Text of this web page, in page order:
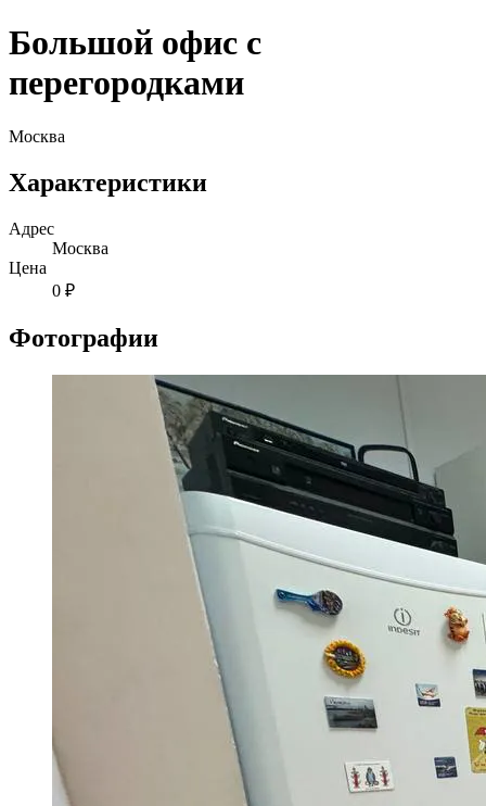
Большой офис с
перегородками
Москва
Характеристики
Адрес
Москва
Цена
0 ₽
Фотографии